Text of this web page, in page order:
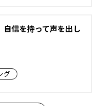
自信を持って声を出し
グ